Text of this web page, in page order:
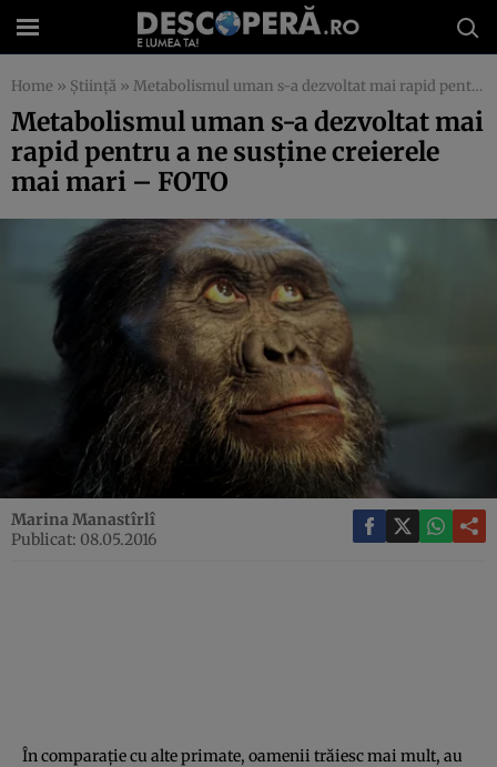
Home » Știință » Metabolismul uman s-a dezvoltat mai rapid pentru a ne susţine creierele mai mari – FOTO
Metabolismul uman s-a dezvoltat mai
rapid pentru a ne susţine creierele
mai mari – FOTO
Marina Manastîrlî
Publicat: 08.05.2016
În comparaţie cu alte primate, oamenii trăiesc mai mult, au